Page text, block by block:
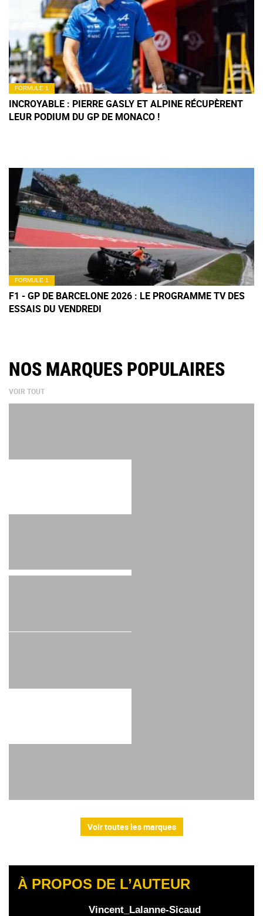
FORMULE 1
INCROYABLE : PIERRE GASLY ET ALPINE RÉCUPÈRENT
LEUR PODIUM DU GP DE MONACO !
FORMULE 1
F1 - GP DE BARCELONE 2026 : LE PROGRAMME TV DES
ESSAIS DU VENDREDI
NOS MARQUES POPULAIRES
VOIR TOUT
Voir toutes les marques
À PROPOS DE L’AUTEUR
Vincent_Lalanne-Sicaud